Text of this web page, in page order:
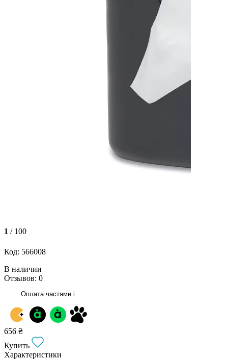
1 / 100
Код: 566008
В наличии
Отзывов: 0
Оплата частями i
656 ₴
Купить
Характеристики